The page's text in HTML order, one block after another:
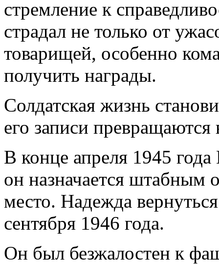
стремление к
страдал не только от
товарищей, особенно
получить награды.
Солдатская жизнь
его записи превращаются
В конце апреля 1945
он назначается штабным
место. Надежда
сентября 1946 года.
Он был безжалостен к